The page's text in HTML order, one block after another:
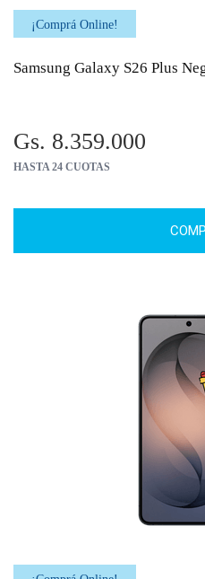
¡Comprá Online!
Samsung Galaxy S26 Plus
Gs. 8.359.000
HASTA 24 CUOTAS